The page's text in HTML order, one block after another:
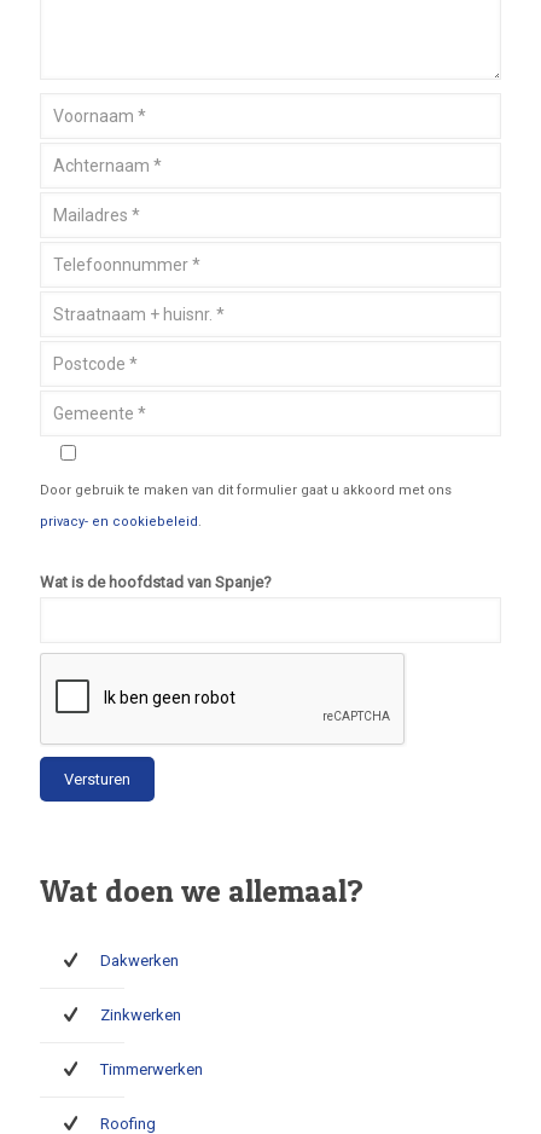
Door gebruik te maken van dit formulier gaat u akkoord met ons
privacy- en cookiebeleid.
Wat is de hoofdstad van Spanje?
Wat doen we allemaal?
Dakwerken
Zinkwerken
Timmerwerken
Roofing